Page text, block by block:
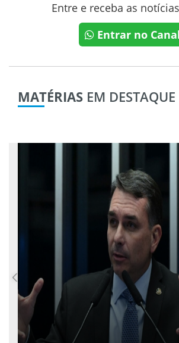
Entre e receba as
Entrar no Canal
MATÉRIAS EM DESTAQUE